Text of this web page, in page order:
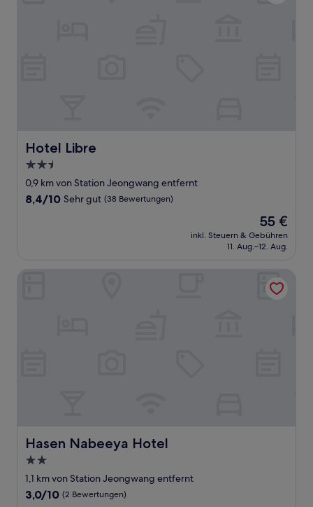
Hotel Libre
Hotel Libre
2.5-
Sterne-
Unterkunft
0,9 km von Station Jeongwang entfernt
8.4
Bewertungen)
8,4/10 Sehr gut (38 Bewertungen)
Der
Preis
beträgt
55 €
inkl. Steuern & Gebühren
11. Aug.–12. Aug.
Hasen Nabeeya Hotel
Hasen Nabeeya Hotel
2.0-
Sterne-
Unterkunft
1,1 km von Station Jeongwang entfernt
3.0
3,0/10 (2 Bewertungen)